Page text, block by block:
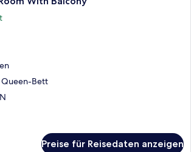
Queen-Bett
Preise für Reisedaten anzeigen